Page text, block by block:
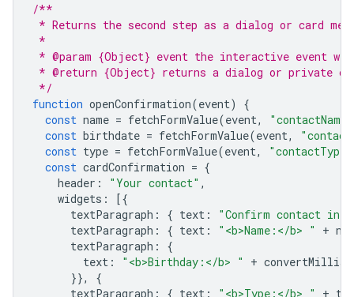
/**
* Returns the second step as a dialog or card
*
* @param {Object} event the interactive event
* @return {Object} returns a dialog or private
*/
function openConfirmation(event)
{
const name = fetchFormValue(event,
"contactName"
const birthdate = fetchFormValue(event,
const type = fetchFormValue(event, "contactType"
const cardConfirmation = {
header : "Your contact" ,
widgets :
[{
textParagraph : { text :
"Confirm contact
textParagraph : { text : "<b>Name:</b> " +
textParagraph :
{
text : "<b>Birthday:</b> " +
}},
{
textParagraph : { text : "<b>Type:</b> " +